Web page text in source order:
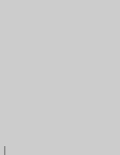
|